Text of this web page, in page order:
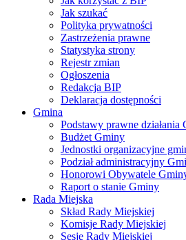
Jak szukać
Polityka prywatności
Zastrzeżenia prawne
Statystyka strony
Rejestr zmian
Ogłoszenia
Redakcja BIP
Deklaracja dostępności
Gmina
Podstawy prawne działania
Budżet Gminy
Jednostki organizacyjne
Podział administracyjny
Honorowi Obywatele
Raport o stanie Gminy
Rada Miejska
Skład Rady Miejskiej
Komisje Rady Miejskiej
Sesje Rady Miejskiej